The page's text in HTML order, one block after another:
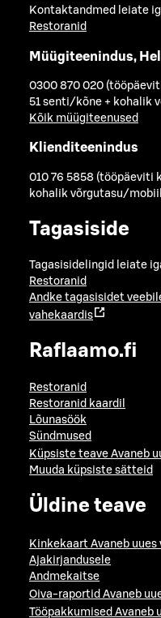
Kontaktandmed leiate
Restoranid
Müügiteenindus,
0300 870 020
51 senti/kõne + kohalik
Kõik müügiteenused
Klienditeenindus
010 76 5858 (tööpäeviti
kohalik võrgutasu/
Tagasiside
Tagasisidelingid leiate
Restoranid
Andke tagasisidet
vahekaardis
Raflaamo.fi
Restoranid
Restoranid kaardil
Lõunasöök
Sündmused
Küpsiste teave Avaneb
Muuda küpsiste sätteid
Üldine teave
Kinkekaart Avaneb
Ajakirjandusele
Andmekaitse
Oiva-raportid Avaneb
Tööpakkumised Avaneb